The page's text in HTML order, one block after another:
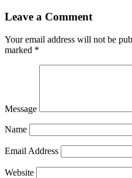
Leave a Comment
Your email address will not be
marked *
Message
Name
Email Address
Website